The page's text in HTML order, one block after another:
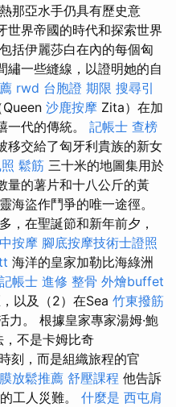
那亞水手仍具有歷史意
世界帝國的時代和探索世界
括伊麗莎白在內的每個匈
繡一些縫線，以證明她的自
rwd 台胞證 期限 搜尋引
沙鹿按摩 Zita）在加
一代的傳統。 記帳士 查榜
移交給了匈牙利貴族的新女
鬆筋 三十米的地圖集用於
量的薯片和十八公斤的黃
海盜作鬥爭的唯一途徑。
，在聖誕節和新年前夕，
按摩 腳底按摩技術士證照
海洋的皇家加勒比海綠洲
記帳士 進修 整骨 外燴buffet
以及（2）在Sea 竹東撥筋
力。 根據皇家專家湯姆·鮑
不是卡姆比奇
刻，而是組織旅程的官
放鬆推薦 舒壓課程 他告訴
工人災難。 什麼是 西屯肩